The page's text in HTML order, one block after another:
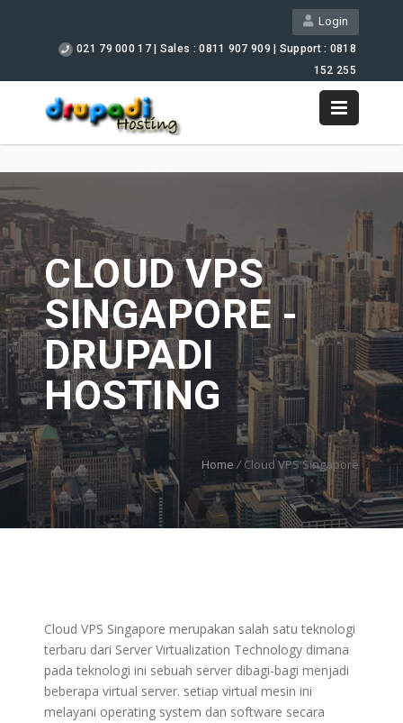
Login
021 79 000 17 | Sales : 0811 907 909 | Support : 0818
152 255
Support
CLOUD VPS
SINGAPORE -
DRUPADI
HOSTING
Home / Cloud VPS Singapore
Cloud VPS Singapore merupakan salah satu teknologi
terbaru dari Server Virtualization Technology dimana
pada teknologi ini sebuah server dibagi-bagi menjadi
beberapa virtual server. setiap virtual mesin ini
melayani operating system dan software secara